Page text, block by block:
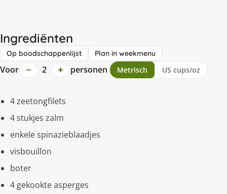
Ingrediënten
Op boodschappenlijst Plan in weekmenu
Voor − 2 + personen Metrisch US cups/oz
4 zeetongfilets
4 stukjes zalm
enkele spinazieblaadjes
visbouillon
boter
4 gekookte asperges